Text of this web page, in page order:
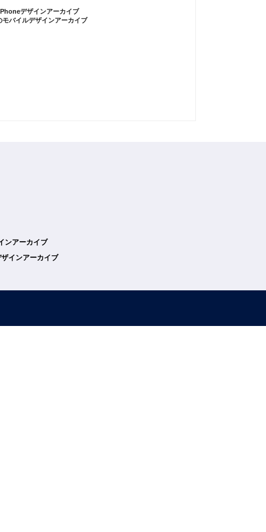
デザインアーカイブ
バイルデザインアーカイブ
ンアーカイブ
インアーカイブ